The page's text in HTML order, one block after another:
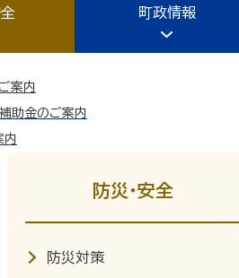
町政情報
案内
助金のご案内
内
防災・安全
防災対策